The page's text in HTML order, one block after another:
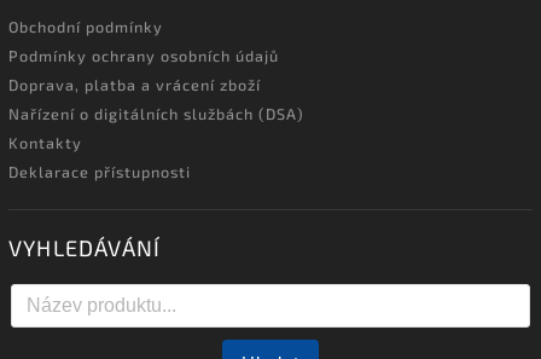
Obchodní podmínky
Podmínky ochrany osobních údajů
Doprava, platba a vrácení zboží
Nařízení o digitálních službách (DSA)
Kontakty
Deklarace přístupnosti
VYHLEDÁVÁNÍ